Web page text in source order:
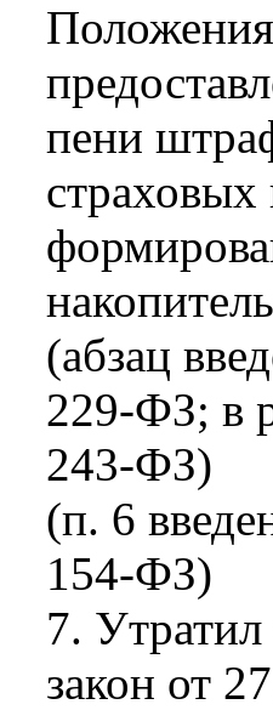
пени
страховых
(абзац
229-ФЗ; в
243-ФЗ)
(п. 6
154-ФЗ)
7.
закон от